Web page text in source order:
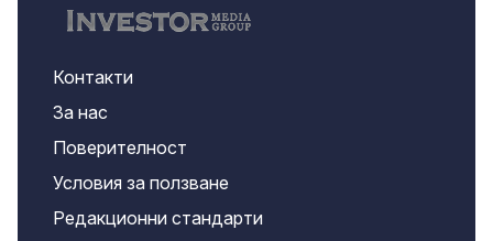
Контакти
За нас
Поверителност
Условия за ползване
Редакционни стандарти